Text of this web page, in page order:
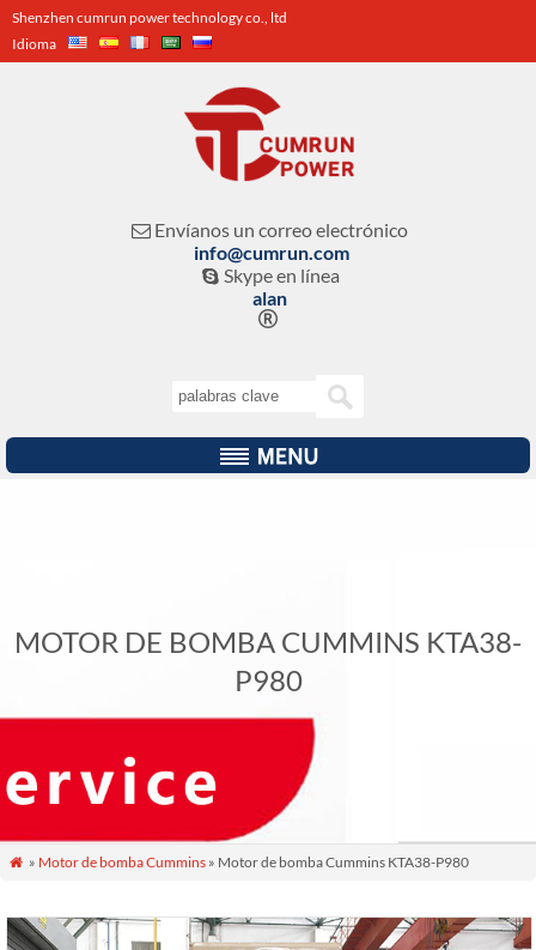
Shenzhen cumrun power technology co., ltd
Idioma
 Envíanos un correo electrónico
info@cumrun.com
 Skype en línea
alan

MOTOR DE BOMBA CUMMINS KTA38-
P980
 » Motor de bomba Cummins» Motor de bomba Cummins KTA38-P980